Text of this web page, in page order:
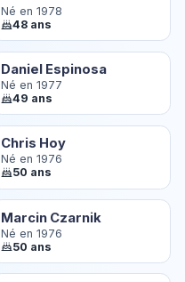
Né en 1978
48 ans
Daniel Espinosa
Né en 1977
49 ans
Chris Hoy
Né en 1976
50 ans
Marcin Czarnik
Né en 1976
50 ans